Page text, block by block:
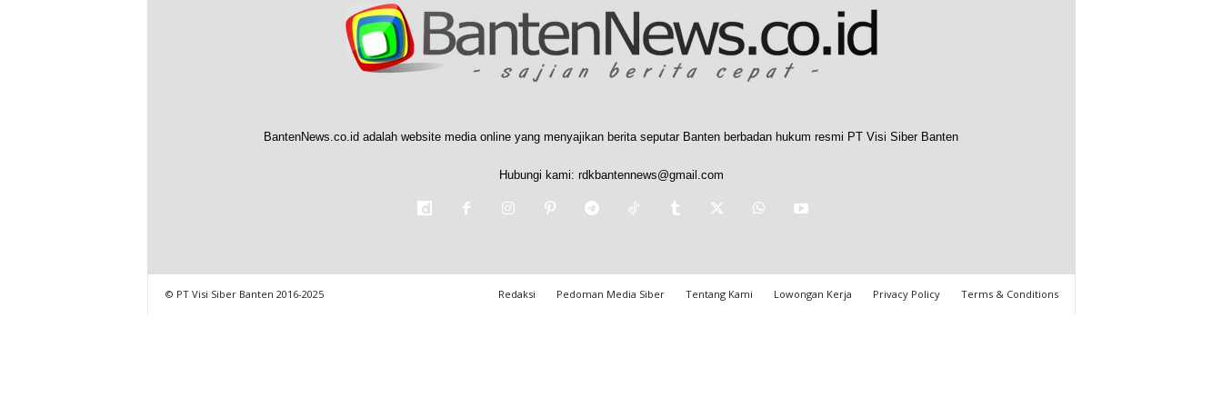
BantenNews.co.id adalah website media online yang menyajikan berita seputar Banten berbadan hukum resmi PT Visi Siber Banten
Hubungi kami: rdkbantennews@gmail.com
Redaksi Pedoman Media Siber Tentang Kami Lowongan Kerja Privacy Policy Terms & Conditions
© PT Visi Siber Banten 2016-2025